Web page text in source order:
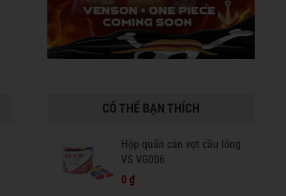
CÓ THỂ BẠN THÍCH
Hộp quấn cán vợt cầu lông
VS VG006
0 ₫